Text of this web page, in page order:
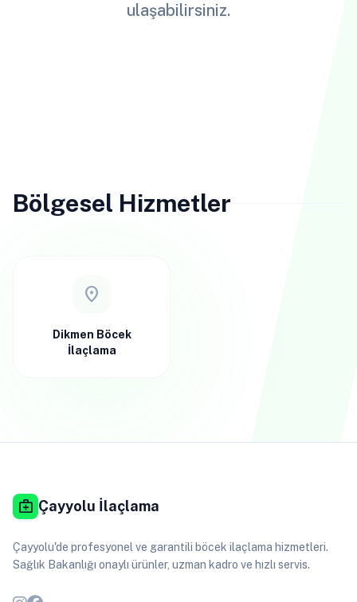
ulaşabilirsiniz.
Bölgesel Hizmetler
location_on
Dikmen Böcek
İlaçlama
medical_services Çayyolu İlaçlama
Çayyolu'de profesyonel ve garantili böcek ilaçlama hizmetleri.
Sağlık Bakanlığı onaylı ürünler, uzman kadro ve hızlı servis.